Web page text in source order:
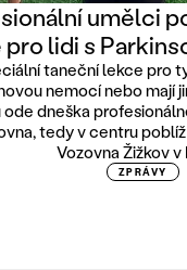
umělci
lidi s
taneční lekce pro
nemocí nebo mají
dneška
tedy v centru
Vozovna Žižkov v
ZPRÁVY